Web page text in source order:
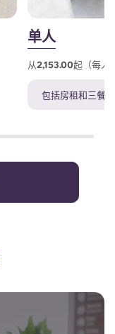
单人
从2,153.00起（每人
包括房租和三餐